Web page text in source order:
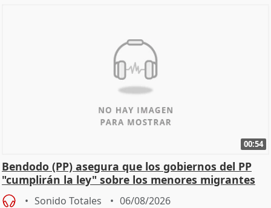
00:54
Bendodo (PP) asegura que los gobiernos del PP
"cumplirán la ley" sobre los menores migrantes
Sonido Totales 06/08/2026